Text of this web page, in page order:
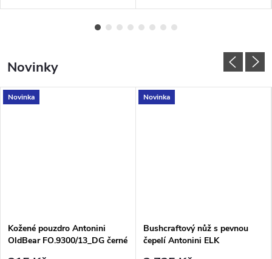
pro myslivce či k vodě.
Novinky
Novinka
Kožené pouzdro Antonini
OldBear FO.9300/13_DG černé
Novinka
Bushcraftový nůž s pevnou
čepelí Antonini ELK